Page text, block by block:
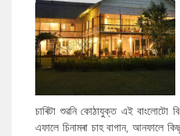
চাৰিটা শুৱনি কোঠাযুক্ত এই বাংলোটো
এফালে চিনামৰা চাহ বাগান, আনফালে